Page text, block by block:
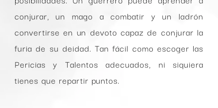
conjurar, un mago a combatir y un ladrón
convertirse en un devoto capaz de conjurar la
furia de su deidad. Tan fácil como escoger las
Pericias y Talentos adecuados, ni siquiera
tienes que repartir puntos.